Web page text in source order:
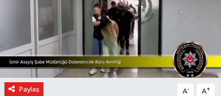
Paylaş A- A+